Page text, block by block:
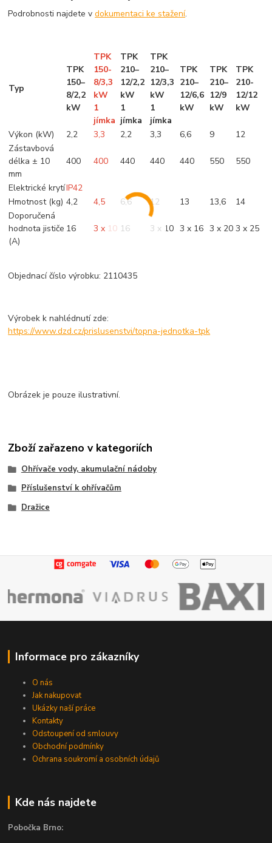
Podrobnosti najdete vdokumentaci ke stažení.
Typ
TPK
150–
8/2,2
kW
TPK
150-
8/3,3
kW
1
jímka
TPK
210–
12/2,2
kW
1
jímka
TPK
210–
12/3,3
kW
1
jímka
TPK
210–
12/6,6
kW
TPK
210–
12/9
kW
TPK
210-
12/12
kW
Výkon (kW) 2,2 3,3 2,2 3,3 6,6 9
12
Zástavbová
délka ± 10
mm
400 400 440 440 440 550 550
Elektrické krytíIP42
Hmotnost (kg) 4,2 4,5 6,6 12 13 13,6
14
Doporučená
hodnota jističe
(A)
16 3 x 10 16 3 x 10 3 x 16 3 x 20 3 x 25
Objednací číslo výrobku: 2110435
Výrobek k nahlédnutí zde:
https://www.dzd.cz/prislusenstvi/topna-jednotka-tpk
Obrázek je pouze ilustrativní.
Zboží zařazeno v kategoriích
Ohřívače vody, akumulační nádoby
Příslušenství k ohřívačům
Dražice
Informace pro zákazníky
O nás
Jak nakupovat
Ukázky naší práce
Kontakty
Odstoupení od smlouvy
Obchodní podmínky
Ochrana soukromí a osobních údajů
Kde nás najdete
Pobočka Brno: